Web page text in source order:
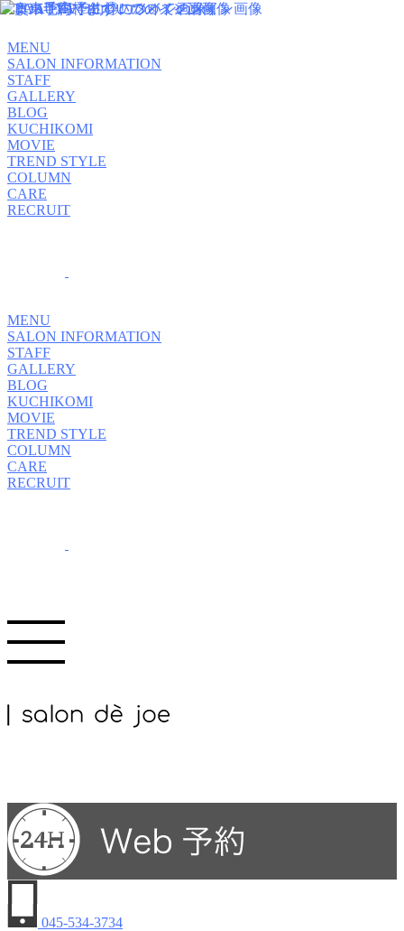
MENU
SALON INFORMATION
STAFF
GALLERY
BLOG
KUCHIKOMI
MOVIE
TREND STYLE
COLUMN
CARE
RECRUIT
MENU
SALON INFORMATION
STAFF
GALLERY
BLOG
KUCHIKOMI
MOVIE
TREND STYLE
COLUMN
CARE
RECRUIT
045-534-3734